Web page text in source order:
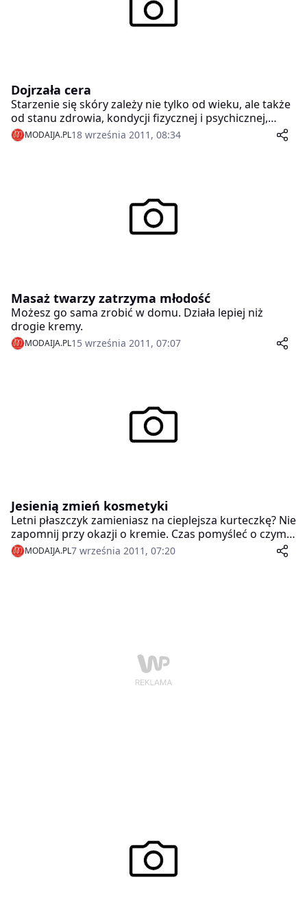
Dojrzała cera
Starzenie się skóry zależy nie tylko od wieku, ale także
od stanu zdrowia, kondycji fizycznej i psychicznej,
genetyki. Nawet młódka niewyspana, przemęczona
wygląda fatalnie. Już dawno udowodniono, że szybciej
MODAIJA.PL18 września 2011, 08:34
Masaż twarzy zatrzyma młodość
Możesz go sama zrobić w domu. Działa lepiej niż
drogie kremy.
MODAIJA.PL15 września 2011, 07:07
Jesienią zmień kosmetyki
Letni płaszczyk zamieniasz na cieplejsza kurteczkę? Nie
zapomnij przy okazji o kremie. Czas pomyśleć o czymś
gęstszym niż nawilżające cudo, które stoi na półce w
łazience. Skóra tez potrzebuje ochrony przed wiatrem
MODAIJA.PL7 września 2011, 07:20